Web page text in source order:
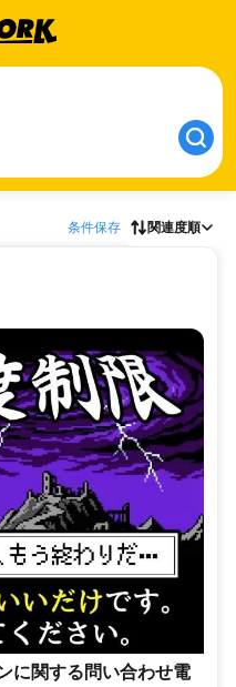
条件保存 関連度順
に関する問い合わせ電